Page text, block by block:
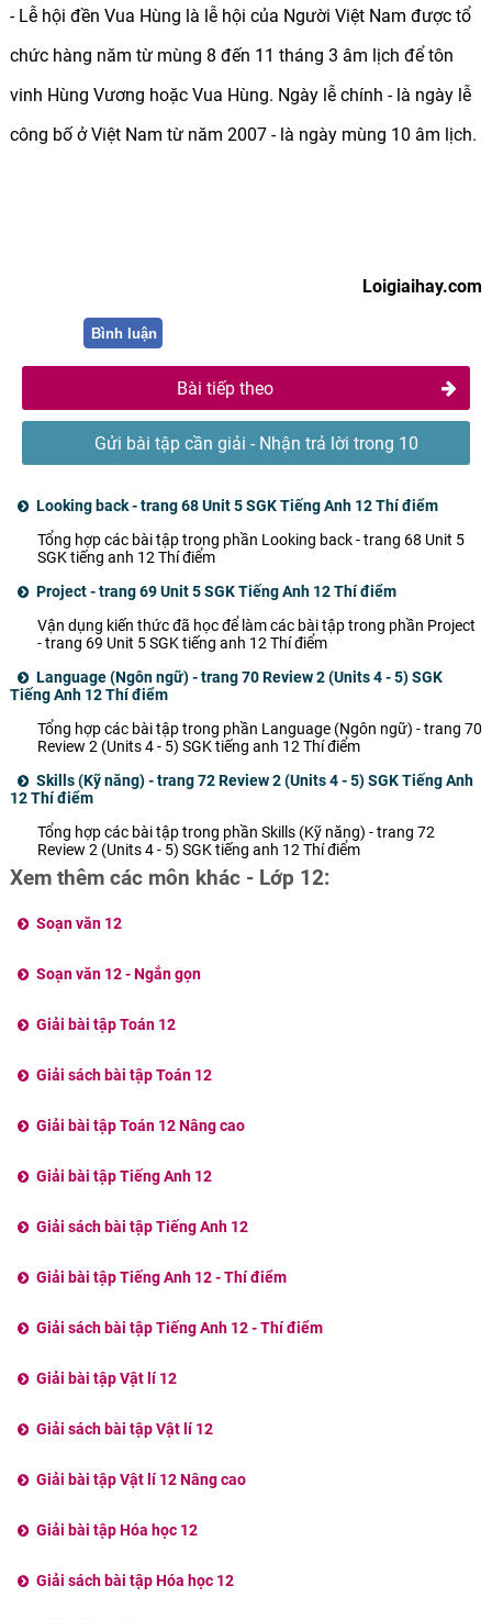
- Lễ hội đền Vua Hùng là lễ hội của Người Việt Nam được tổ
chức hàng năm từ mùng 8 đến 11 tháng 3 âm lịch để tôn
vinh Hùng Vương hoặc Vua Hùng. Ngày lễ chính - là ngày lễ
công bố ở Việt Nam từ năm 2007 - là ngày mùng 10 âm lịch.
Loigiaihay.com
Bình luận
Bài tiếp theo
Gửi bài tập cần giải - Nhận trả lời trong 10
Looking back - trang 68 Unit 5 SGK Tiếng Anh 12 Thí điểm
Tổng hợp các bài tập trong phần Looking back - trang 68 Unit 5
SGK tiếng anh 12 Thí điểm
Project - trang 69 Unit 5 SGK Tiếng Anh 12 Thí điểm
Vận dụng kiến thức đã học để làm các bài tập trong phần Project
- trang 69 Unit 5 SGK tiếng anh 12 Thí điểm
Language (Ngôn ngữ) - trang 70 Review 2 (Units 4 - 5) SGK
Tiếng Anh 12 Thí điểm
Tổng hợp các bài tập trong phần Language (Ngôn ngữ) - trang 70
Review 2 (Units 4 - 5) SGK tiếng anh 12 Thí điểm
Skills (Kỹ năng) - trang 72 Review 2 (Units 4 - 5) SGK Tiếng Anh
12 Thí điểm
Tổng hợp các bài tập trong phần Skills (Kỹ năng) - trang 72
Review 2 (Units 4 - 5) SGK tiếng anh 12 Thí điểm
Xem thêm các môn khác - Lớp 12:
Soạn văn 12
Soạn văn 12 - Ngắn gọn
Giải bài tập Toán 12
Giải sách bài tập Toán 12
Giải bài tập Toán 12 Nâng cao
Giải bài tập Tiếng Anh 12
Giải sách bài tập Tiếng Anh 12
Giải bài tập Tiếng Anh 12 - Thí điểm
Giải sách bài tập Tiếng Anh 12 - Thí điểm
Giải bài tập Vật lí 12
Giải sách bài tập Vật lí 12
Giải bài tập Vật lí 12 Nâng cao
Giải bài tập Hóa học 12
Giải sách bài tập Hóa học 12